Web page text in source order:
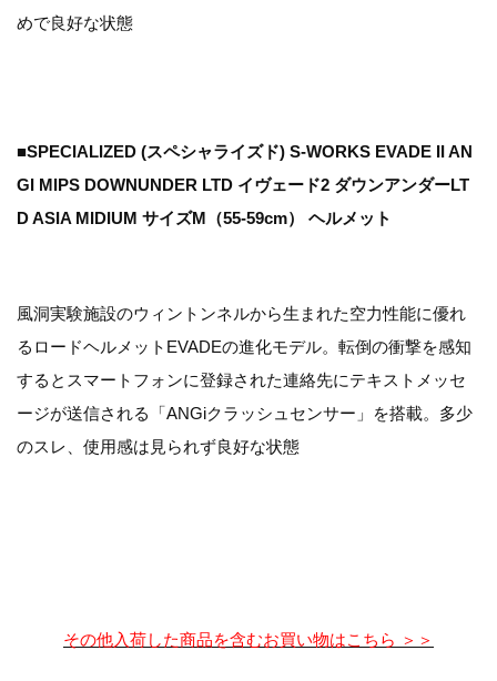
めで良好な状態
■SPECIALIZED (スペシャライズド) S-WORKS EVADE II AN
GI MIPS DOWNUNDER LTD イヴェード2 ダウンアンダーLT
D ASIA MIDIUM サイズM（55-59cm） ヘルメット
風洞実験施設のウィントンネルから生まれた空力性能に優れ
るロードヘルメットEVADEの進化モデル。転倒の衝撃を感知
するとスマートフォンに登録された連絡先にテキストメッセ
ージが送信される「ANGiクラッシュセンサー」を搭載。多少
のスレ、使用感は見られず良好な状態
その他入荷した商品を含むお買い物はこちら ＞＞